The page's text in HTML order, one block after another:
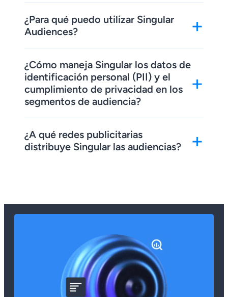
¿Para qué puedo utilizar Singular
Audiences?
+
¿Cómo maneja Singular los datos de
identificación personal (PII) y el
cumplimiento de privacidad en los
segmentos de audiencia?
+
¿A qué redes publicitarias
distribuye Singular las audiencias?
+